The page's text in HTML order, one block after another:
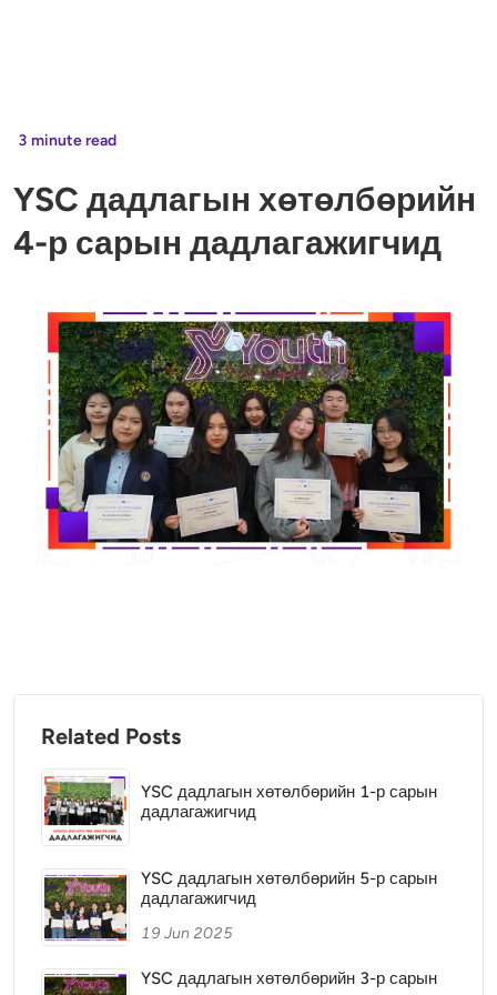
YSC дадлагын хөтөлбөрийн
4-р сарын дадлагажигчид
3 minute read
Related Posts
YSC дадлагын хөтөлбөрийн 1-р сарын
дадлагажигчид
YSC дадлагын хөтөлбөрийн 5-р сарын
дадлагажигчид
19 Jun 2025
YSC дадлагын хөтөлбөрийн 3-р сарын